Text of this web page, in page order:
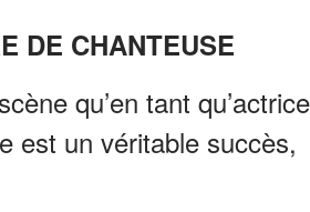
DE CHANTEUSE
qu’en tant
est un véritable succès,